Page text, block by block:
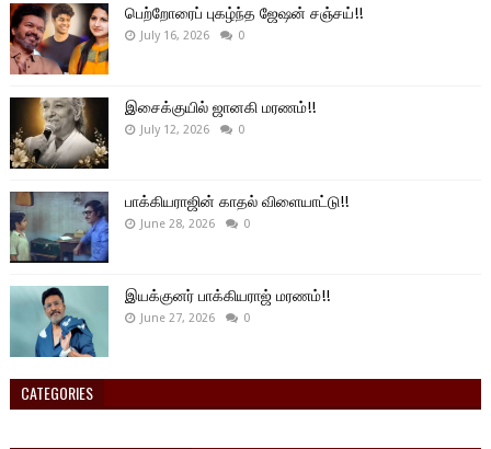
பெற்றோரைப் புகழ்ந்த ஜேஷன் சஞ்சய்!!
July 16, 2026 0
இசைக்குயில் ஜானகி மரணம்!!
July 12, 2026 0
பாக்கியராஜின் காதல் விளையாட்டு!!
June 28, 2026 0
இயக்குனர் பாக்கியராஜ் மரணம்!!
June 27, 2026 0
CATEGORIES